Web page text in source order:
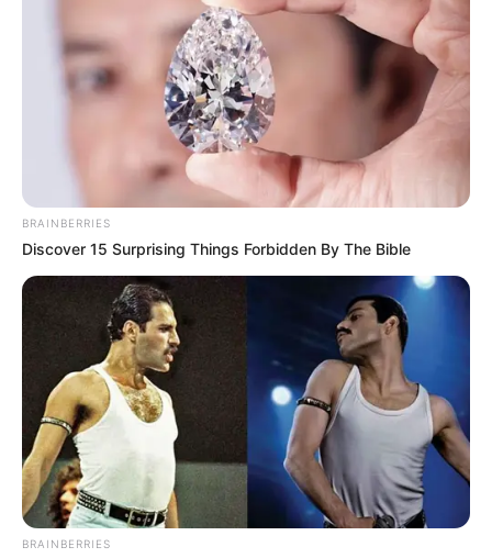
La inversión se acerca a los $95.000 millones de pesos
que permitirá tener allí a los condenados, señaló el
mandatario.
Agregó que
es la primera vez en muchos años que se
está entregando nueva infraestructura carcelaria,al
tiempo que confirmó que en el departamento de Nariño
se entregarán nuevas obras, para así “llevar tras las rejas
a quienes pretenden atentar contra la vida, bienes,
BRAINBERRIES
Discover 15 Surprising Things Forbidden By The Bible
BRAINBERRIES